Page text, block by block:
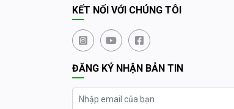
KẾT NỐI VỚI CHÚNG TÔI
ĐĂNG KÝ NHẬN BẢN TIN